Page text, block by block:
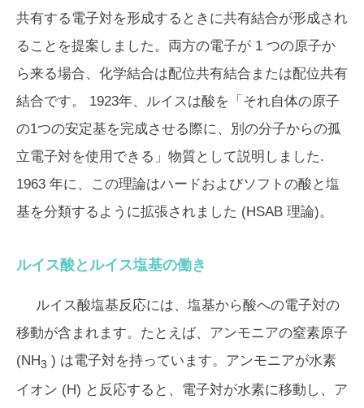
共有する電子対を形成するときに共有結合が形成され
ることを提案しました。両方の電子が 1 つの原子か
ら来る場合、化学結合は配位共有結合または配位共有
結合です。 1923年、ルイスは酸を「それ自体の原子
の1つの安定基を完成させる際に、別の分子からの孤
立電子対を使用できる」物質として説明しました.
1963 年に、この理論はハードおよびソフトの酸と塩
基を分類するように拡張されました (HSAB 理論)。
ルイス酸とルイス塩基の働き
ルイス酸塩基反応には、塩基から酸への電子対の
移動が含まれます。たとえば、アンモニアの窒素原子
(NH3 ) は電子対を持っています。アンモニアが水素
イオン (H) と反応すると、電子対が水素に移動し、ア